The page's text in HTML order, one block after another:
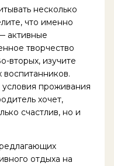
несколько
что именно
активные
творчество
вторых, изучите
проживания
хочет,
счастлив, но и
отдыха на